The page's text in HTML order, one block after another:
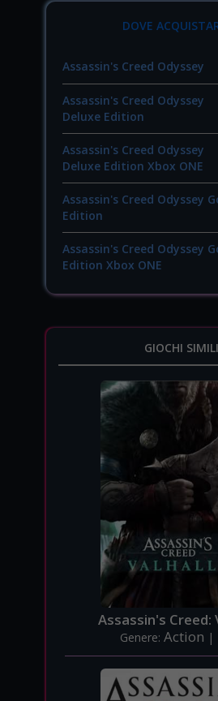
DOVE
Assassin's Creed Odyssey
Assassin's Creed Odyssey
Deluxe Edition
Assassin's Creed Odyssey
Deluxe Edition Xbox ONE
Assassin's Creed Odyssey
Edition
Assassin's Creed Odyssey
Edition Xbox ONE
GIOCHI SIMILI
Assassin's Creed:
Genere: Action |